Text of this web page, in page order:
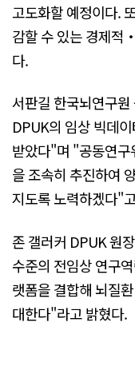
고도화할 예정이다.
감할 수 있는 경제적
다.
서판길 한국뇌연구
DPUK의 임상 빅데
받았다"며 "공동연구
을 조속히 추진하여
지도록 노력하겠다"
존 갤러커 DPUK 원
수준의 전임상 연구
랫폼을 결합해 뇌질
대한다"라고 밝혔다.